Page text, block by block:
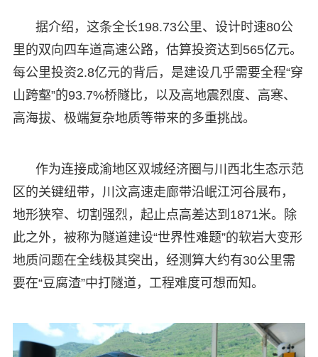
据介绍，这条全长198.73公里、设计时速80公
里的双向四车道高速公路，估算投资达到565亿元。
每公里投资2.8亿元的背后，是建设几乎需要全程“穿
山跨壑”的93.7%桥隧比，以及高地震烈度、高寒、
高海拔、极端复杂地质等带来的多重挑战。
作为连接成渝地区双城经济圈与川西北生态示范
区的关键纽带，川汶高速走廊带沿岷江河谷展布，
地形狭窄、切割强烈，起止点高差达到1871米。除
此之外，被称为隧道建设“世界性难题”的软岩大变形
地质问题在全线极其突出，经测算大约有30公里需
要在“豆腐渣”中打隧道，工程难度可想而知。